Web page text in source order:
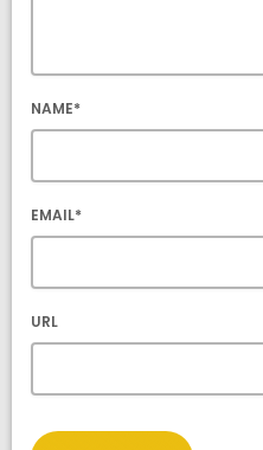
NAME*
EMAIL*
URL